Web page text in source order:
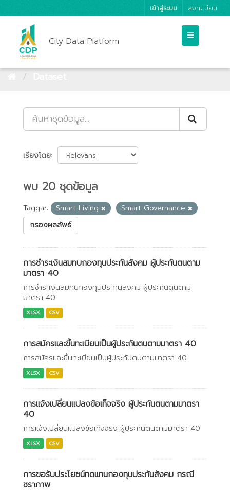
เข้าสู่ระบบ ลงทะเบียน
City Data Platform
เรียงโดย
พบ 20 ชุดข้อมูล
Taggar: Smart Living
Smart Governance
กรองผลลัพธ์
การชำระเงินสมทบกองทุนประกันสังคม ผู้ประกันตนตาม
มาตรา 40
การชำระเงินสมทบกองทุนประกันสังคม ผู้ประกันตนตาม
มาตรา 40
XLSX CSV
การสมัครและขึ้นทะเบียนเป็นผู้ประกันตนตามมาตรา 40
การสมัครและขึ้นทะเบียนเป็นผู้ประกันตนตามมาตรา 40
XLSX CSV
การแจ้งเปลี่ยนแปลงข้อเท็จจริง ผู้ประกันตนตามมาตรา
40
การแจ้งเปลี่ยนแปลงข้อเท็จจริง ผู้ประกันตนตามมาตรา 40
XLSX CSV
การขอรับประโยชน์ทดแทนกองทุนประกันสังคม กรณี
ชราภาพ